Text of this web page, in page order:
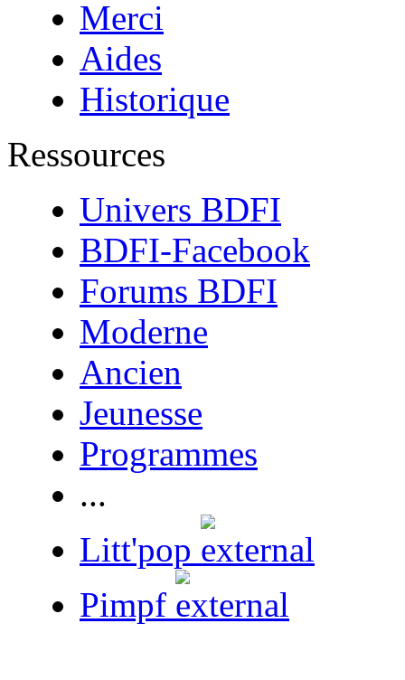
Merci
Aides
Historique
Ressources
Univers BDFI
BDFI-Facebook
Forums BDFI
Moderne
Ancien
Jeunesse
Programmes
...
Litt'pop
Pimpf